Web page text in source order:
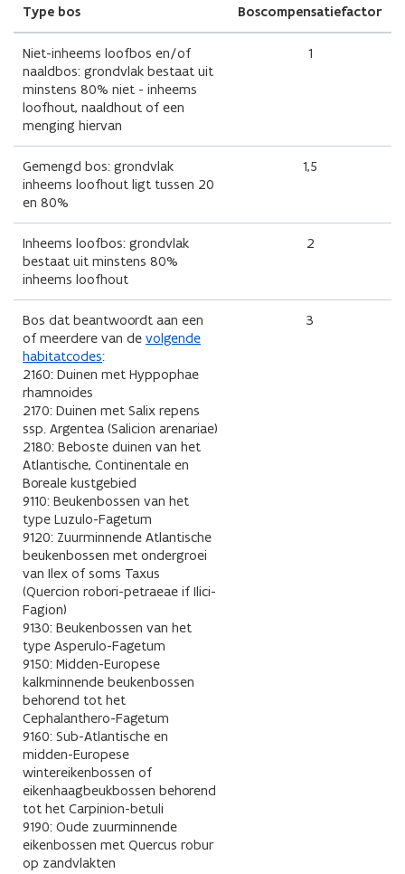
Type bos Boscompensatiefactor
Niet-inheems loofbos en/of
naaldbos: grondvlak bestaat uit
minstens 80% niet - inheems
loofhout, naaldhout of een
menging hiervan
1
Gemengd bos: grondvlak
inheems loofhout ligt tussen 20
en 80%
1,5
Inheems loofbos: grondvlak
bestaat uit minstens 80%
inheems loofhout
2
Bos dat beantwoordt aan een
of meerdere van de volgende
habitatcodes:
2160: Duinen met Hyppophae
rhamnoides
2170: Duinen met Salix repens
ssp. Argentea (Salicion arenariae)
2180: Beboste duinen van het
Atlantische, Continentale en
Boreale kustgebied
9110: Beukenbossen van het
type Luzulo-Fagetum
9120: Zuurminnende Atlantische
beukenbossen met ondergroei
van Ilex of soms Taxus
(Quercion robori-petraeae if Ilici-
Fagion)
9130: Beukenbossen van het
type Asperulo-Fagetum
9150: Midden-Europese
kalkminnende beukenbossen
behorend tot het
Cephalanthero-Fagetum
9160: Sub-Atlantische en
midden-Europese
wintereikenbossen of
eikenhaagbeukbossen behorend
tot het Carpinion-betuli
9190: Oude zuurminnende
eikenbossen met Quercus robur
op zandvlakten
3